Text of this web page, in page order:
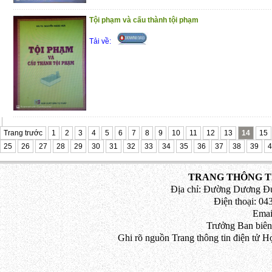
Tội phạm và cấu thành tội phạm
Tải về:
Trang trước 1 2 3 4 5 6 7 8 9 10 11 12 13 14
15
25
26 27 28 29 30 31 32 33 34 35 36 37 38 39
TRANG THÔNG
Địa chỉ: Đường Dương
Điện thoại:
Trưởng Ban
Ghi rõ nguồn Trang thông tin điện tử